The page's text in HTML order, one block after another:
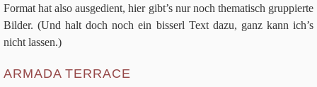
For­mat hat also aus­ge­dient, hier gibt’s nur noch the­ma­tisch grup­pierte
Bil­der. (Und halt doch noch ein bis­serl Text dazu, ganz kann ich’s
nicht lassen.)
ARMADA TERRACE